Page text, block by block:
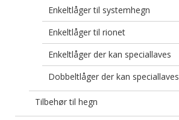
Enkeltlåger til systemhegn
Enkeltlåger til rionet
Enkeltlåger der kan speciallaves
Dobbeltlåger der kan speciallaves
Tilbehør til hegn